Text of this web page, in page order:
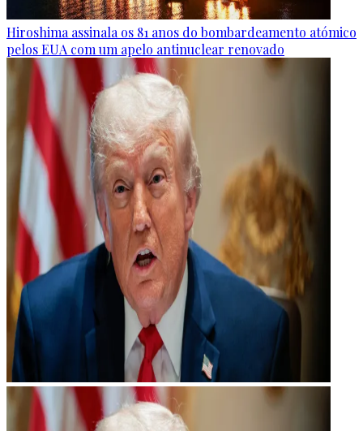
Hiroshima assinala os 81 anos do bombardeamento atómico
pelos EUA com um apelo antinuclear renovado